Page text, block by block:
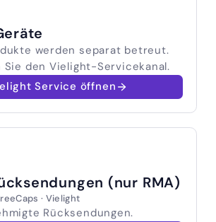
werden separat betreut.
den Vielight-Servicekanal.
Service öffnen
(nur RMA)
· Vielight
Rücksendungen.